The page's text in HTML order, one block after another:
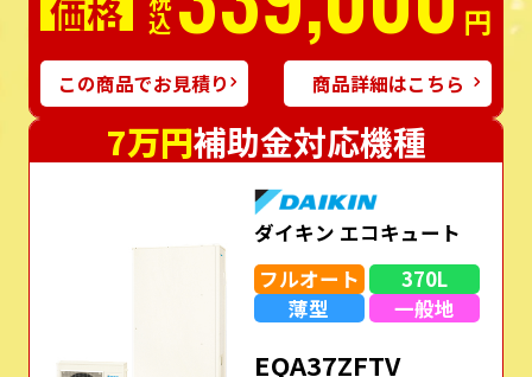
価格 税込 円
この商品でお見積り 商品詳細はこちら
7万円補助金対応機種
ダイキン エコキュート
フルオート
370L
薄型
一般地
EQA37ZFTV